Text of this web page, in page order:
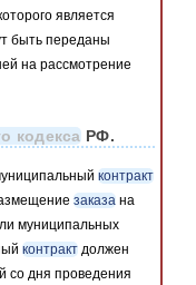
является
быть переданы
на рассмотрение
кодекса РФ.
контракт
заказа на
муниципальных
контракт должен
со дня проведения